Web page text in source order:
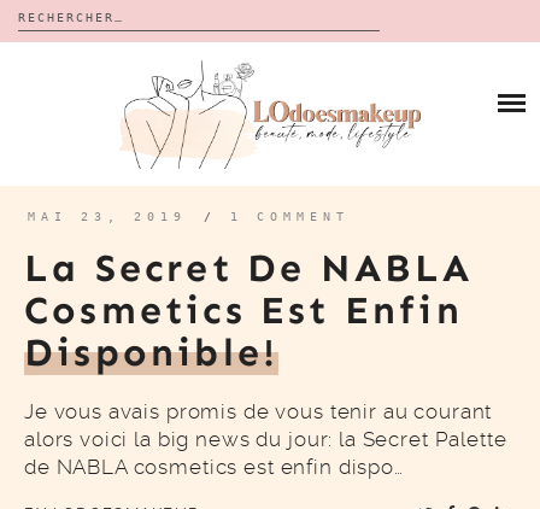
Rechercher :
CALENDRIERS DE L’AVENT
BON PLAN
À PROPOS
CONTACT
MAI 23, 2019 / 1 COMMENT
La Secret De NABLA
Cosmetics Est Enfin
Disponible!
Je vous avais promis de vous tenir au courant
alors voici la big news du jour: la Secret Palette
de NABLA cosmetics est enfin dispo…